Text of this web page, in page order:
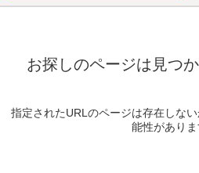
お探しのページは見つ
指定されたURLのページは存在しな
能性がありま